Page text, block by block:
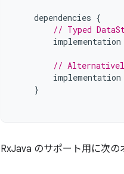
dependencies {
// Typed
implementation
//
implementation
}
RxJava のサポート用に次の